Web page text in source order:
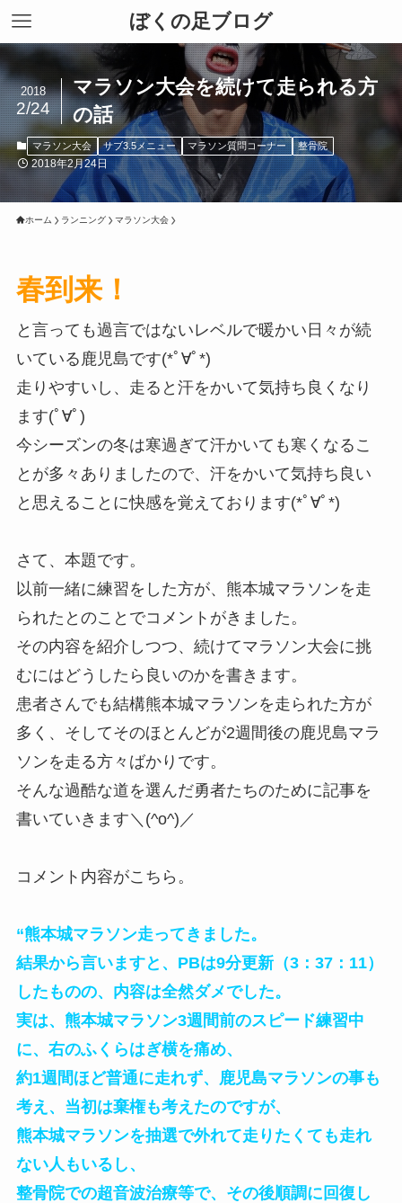
ぼくの足ブログ
マラソン大会を続けて走られる方
の話
2018
2/24
マラソン大会 サブ3.5メニュー マラソン質問コーナー 整骨院
2018年2月24日
ホーム ランニング マラソン大会
春到来！
と言っても過言ではないレベルで暖かい日々が続
いている鹿児島です(*ﾟ∀ﾟ*)
走りやすいし、走ると汗をかいて気持ち良くなり
ます(ﾟ∀ﾟ)
今シーズンの冬は寒過ぎて汗かいても寒くなるこ
とが多々ありましたので、汗をかいて気持ち良い
と思えることに快感を覚えております(*ﾟ∀ﾟ*)
さて、本題です。
以前一緒に練習をした方が、熊本城マラソンを走
られたとのことでコメントがきました。
その内容を紹介しつつ、続けてマラソン大会に挑
むにはどうしたら良いのかを書きます。
患者さんでも結構熊本城マラソンを走られた方が
多く、そしてそのほとんどが2週間後の鹿児島マラ
ソンを走る方々ばかりです。
そんな過酷な道を選んだ勇者たちのために記事を
書いていきます＼(^o^)／
コメント内容がこちら。
“熊本城マラソン走ってきました。
結果から言いますと、PBは9分更新（3：37：11）
したものの、内容は全然ダメでした。
実は、熊本城マラソン3週間前のスピード練習中
に、右のふくらはぎ横を痛め、
約1週間ほど普通に走れず、鹿児島マラソンの事も
考え、当初は棄権も考えたのですが、
熊本城マラソンを抽選で外れて走りたくても走れ
ない人もいるし、
整骨院での超音波治療等で、その後順調に回復し